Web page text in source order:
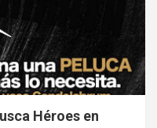
Héroes en